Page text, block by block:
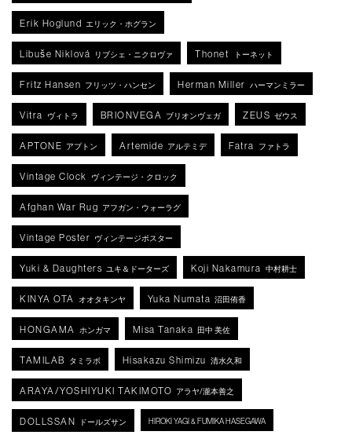
Erik Hoglund エリック・ホグラン
Libuše Niklová リブシェ・ニクロヴァ Thonet トーネット
Fritz Hansen フリッツ・ハンセン Herman Miller ハーマンミラー
Vitra ヴィトラ BRIONVEGA ブリオンヴェガ ZEUS ゼウス
APTONE アプトン Artemide アルテミデ Fatra ファトラ
Vintage Clock ヴィンテージ・クロック
Afghan War Rug アフガン・ウォーラグ
Vintage Poster ヴィンテージポスター
Yuki & Daughters ユキ＆ドーターズ Koji Nakamura 中村耕士
KINYA OTA オオタキンヤ Yuka Numata 沼田侑香
HONGAMA ホンガマ Misa Tanaka 田中 美佐
TAMILAB タミラボ Hisakazu Shimizu 清水久和
ARAYA/YOSHIYUKI TAKIMOTO アラヤ/瀧本善之
DOLLSSAN ドールズサン HIROKI YAGI & FUMIKA HASEGAWA